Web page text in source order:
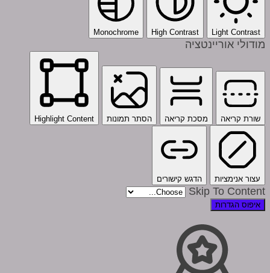
Light Contrast
High Contrast
Monochrome
מודולי אוריינטציה
שורת קריאה מסכת קריאה הסתר תמונות Highlight Content
עצור אנימציות הדגש קישורים
Skip To Content
איפוס הגדרות